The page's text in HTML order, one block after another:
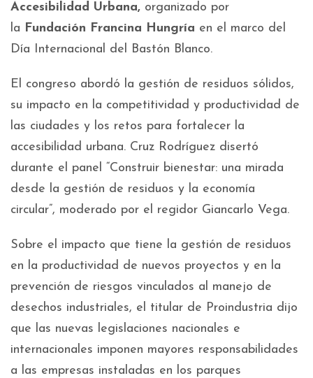
Accesibilidad Urbana, organizado por
la Fundación Francina Hungría en el marco del
Día Internacional del Bastón Blanco.
El congreso abordó la gestión de residuos sólidos,
su impacto en la competitividad y productividad de
las ciudades y los retos para fortalecer la
accesibilidad urbana. Cruz Rodríguez disertó
durante el panel “Construir bienestar: una mirada
desde la gestión de residuos y la economía
circular”, moderado por el regidor Giancarlo Vega.
Sobre el impacto que tiene la gestión de residuos
en la productividad de nuevos proyectos y en la
prevención de riesgos vinculados al manejo de
desechos industriales, el titular de Proindustria dijo
que las nuevas legislaciones nacionales e
internacionales imponen mayores responsabilidades
a las empresas instaladas en los parques